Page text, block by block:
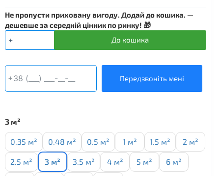
Не пропусти приховану вигоду. Додай до кошика. —
дешевше за середній цінник по ринку! 🎁
Нагрівальний
мат
150S
До кошика
Передзвоніть мені
3 м²
0.35 м² 0.48 м² 0.5 м² 1 м² 1.5 м² 2 м²
2.5 м² 3 м² 3.5 м² 4 м² 5 м² 6 м²